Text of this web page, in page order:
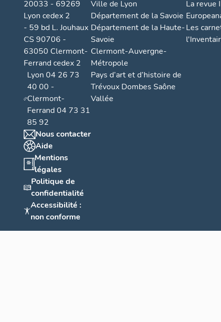
20033 - 69269
Lyon cedex 2
- 59 bd L. Jouhaux
CS 90706 -
63050 Clermont-
Ferrand cedex 2
Lyon 04 26 73
40 00 -
Clermont-
Ferrand 04 73 31
85 92
Nous contacter
Aide
Mentions
légales
Politique de
confidentialité
Accessibilité :
non conforme
Ville de Lyon
Département de la Savoie
Département de la Haute-
Savoie
Clermont-Auvergne-
Métropole
Pays d’art et d’histoire de
Trévoux Dombes Saône
Vallée
La revue
Les